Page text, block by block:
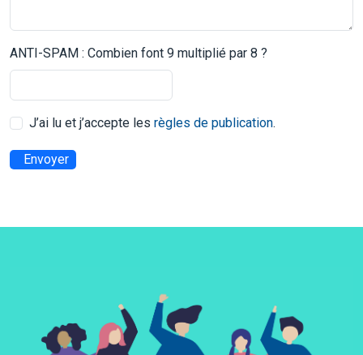
ANTI-SPAM : Combien font 9 multiplié par 8 ?
J’ai lu et j’accepte les règles de publication.
Envoyer